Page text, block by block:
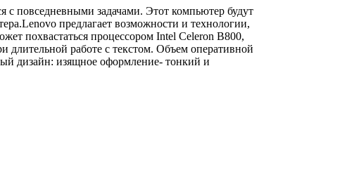
с повседневными задачами. Этот компьютер будут
предлагает возможности и технологии,
похвастаться процессором Intel Celeron B800,
длительной работе с текстом. Объем оперативной
дизайн: изящное оформление- тонкий и